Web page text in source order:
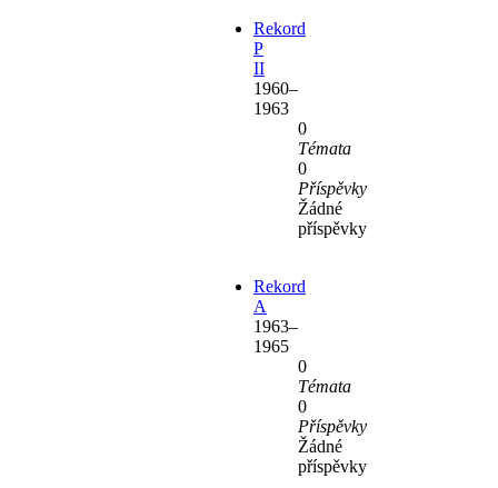
Rekord
P
II
1960–
1963
0
Témata
0
Příspěvky
Žádné
příspěvky
Rekord
A
1963–
1965
0
Témata
0
Příspěvky
Žádné
příspěvky